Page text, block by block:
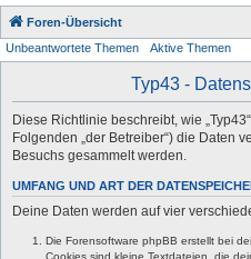
Foren-Übersicht
Unbeantwortete Themen Aktive Themen
Typ43 -
Diese Richtlinie beschreibt, wie
Folgenden „der Betreiber“) die Daten
Besuchs gesammelt werden.
UMFANG UND ART DER
Deine Daten werden auf vier
Die Forensoftware phpBB erstellt bei
Cookies sind kleine Textdateien, die